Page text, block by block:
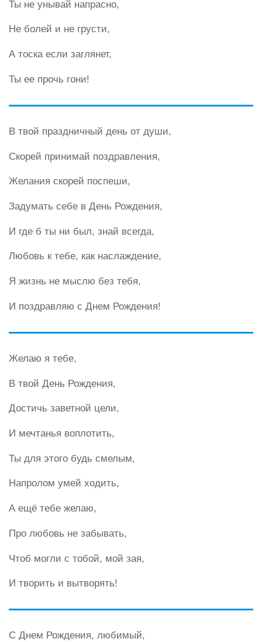
Ты не унывай напрасно,
Не болей и не грусти,
А тоска если заглянет,
Ты ее прочь гони!
В твой праздничный день от души,
Скорей принимай поздравления,
Желания скорей поспеши,
Задумать себе в День Рождения,
И где б ты ни был, знай всегда,
Любовь к тебе, как наслаждение,
Я жизнь не мыслю без тебя,
И поздравляю с Днем Рождения!
Желаю я тебе,
В твой День Рождения,
Достичь заветной цели,
И мечтанья воплотить,
Ты для этого будь смелым,
Напролом умей ходить,
А ещё тебе желаю,
Про любовь не забывать,
Чтоб могли с тобой, мой зая,
И творить и вытворять!
С Днем Рождения, любимый,